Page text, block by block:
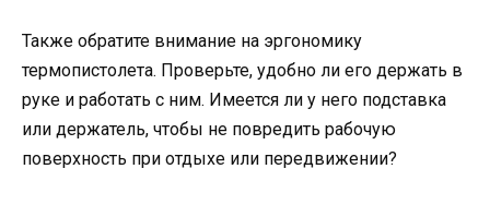
Также обратите внимание на эргономику
термопистолета. Проверьте, удобно ли его держать в
руке и работать с ним. Имеется ли у него подставка
или держатель, чтобы не повредить рабочую
поверхность при отдыхе или передвижении?